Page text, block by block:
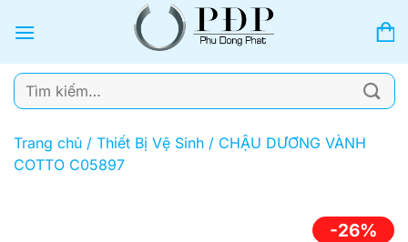
qua
dung
Tìm
kiếm:
Trang chủ / Thiết Bị Vệ Sinh / CHẬU DƯƠNG VÀNH
COTTO C05897
-26%